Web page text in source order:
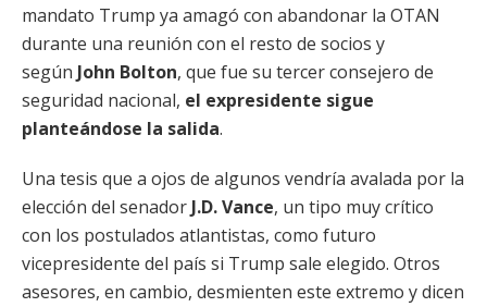
mandato Trump ya amagó con abandonar la OTAN
durante una reunión con el resto de socios y
según John Bolton, que fue su tercer consejero de
seguridad nacional, el expresidente sigue
planteándose la salida.
Una tesis que a ojos de algunos vendría avalada por la
elección del senador J.D. Vance, un tipo muy crítico
con los postulados atlantistas, como futuro
vicepresidente del país si Trump sale elegido. Otros
asesores, en cambio, desmienten este extremo y dicen